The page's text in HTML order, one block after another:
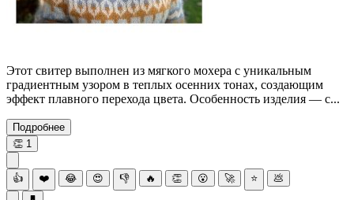
Этот свитер выполнен из мягкого мохера с уникальным
градиентным узором в теплых осенних тонах, создающим
эффект плавного перехода цвета. Особенность изделия — с...
Подробнее
👏 1
👍 ❤️ 😂 😍 👎 🔥 👏 😮 🚀 ⭐ 💩